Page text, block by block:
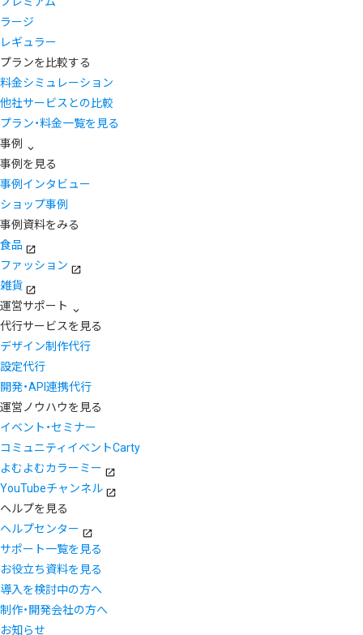
ラージ
レギュラー
プランを比較する
料金シミュレーション
他社サービスとの比較
プラン・料金一覧を見る
事例
事例を見る
事例インタビュー
ショップ事例
事例資料をみる
食品
ファッション
雑貨
運営サポート
代行サービスを見る
デザイン制作代行
設定代行
開発・API連携代行
運営ノウハウを見る
イベント・セミナー
コミュニティイベントCarty
よむよむカラーミー
YouTubeチャンネル
ヘルプを見る
ヘルプセンター
サポート一覧を見る
お役立ち資料を見る
導入を検討中の方へ
制作・開発会社の方へ
お知らせ